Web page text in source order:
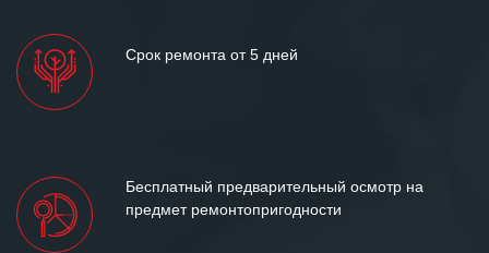
Срок ремонта от 5 дней
Бесплатный предварительный осмотр на
предмет ремонтопригодности